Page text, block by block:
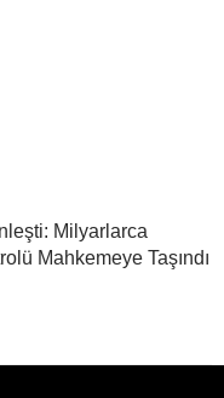
Milyarlarca
Mahkemeye Taşındı